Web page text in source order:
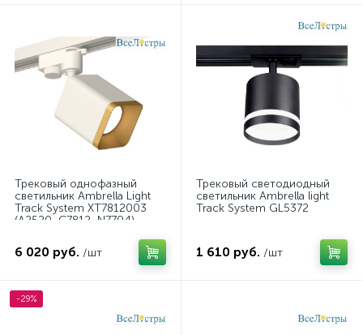
Трековый однофазный
светильник Ambrella Light
Track System XT7812003
(A2520, C7812, N7704)
6 020 руб. /шт
Трековый светодиодный
светильник Ambrella light
Track System GL5372
1 610 руб. /шт
-29%